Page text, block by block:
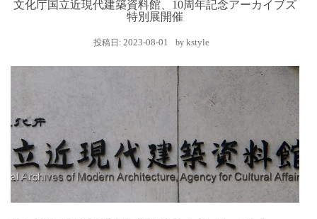
文化庁国立近現代建築資料館、10周年記念アーカイブズ
特別展開催
投稿日: 2023-08-01 by kstyle